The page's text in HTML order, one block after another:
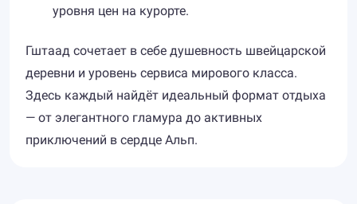
уровня цен на курорте.
Гштаад сочетает в себе душевность швейцарской
деревни и уровень сервиса мирового класса.
Здесь каждый найдёт идеальный формат отдыха
— от элегантного гламура до активных
приключений в сердце Альп.